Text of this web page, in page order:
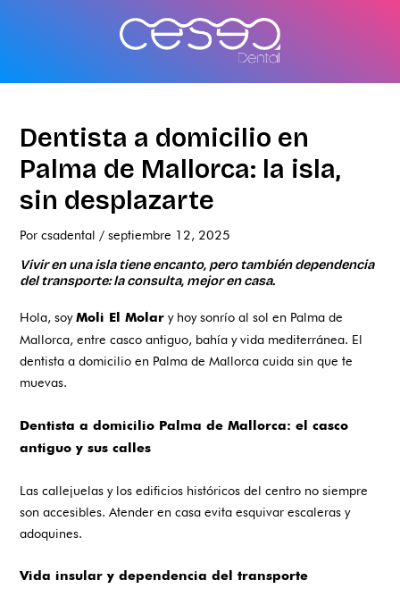
Dentista a domicilio en
Palma de Mallorca: la isla,
sin desplazarte
Porcsadental /septiembre 12, 2025
Vivir en una isla tiene encanto, pero también dependencia
del transporte: la consulta, mejor en casa.
Hola, soyMoli El Molar y hoy sonrío al sol en Palma de
Mallorca, entre casco antiguo, bahía y vida mediterránea. El
dentista a domicilio en Palma de Mallorca cuida sin que te
muevas.
Dentista a domicilio Palma de Mallorca: el casco
antiguo y sus calles
Las callejuelas y los edificios históricos del centro no siempre
son accesibles. Atender en casa evita esquivar escaleras y
adoquines.
Vida insular y dependencia del transporte